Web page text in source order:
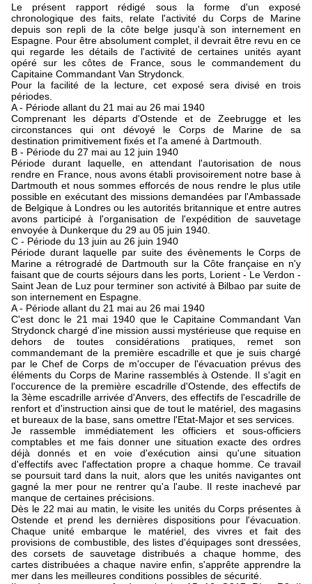
Le présent rapport rédigé sous la forme d'un exposé
chronologique des faits, relate l'activité du Corps de Marine
depuis son repli de la côte belge jusqu'à son internement en
Espagne. Pour être absolument complet, il devrait être revu en ce
qui regarde les détails de l'activité de certaines unités ayant
opéré sur les côtes de France, sous le commandement du
Capitaine Commandant Van Strydonck.
Pour la facilité de la lecture, cet exposé sera divisé en trois
périodes.
A - Période allant du 21 mai au 26 mai 1940
Comprenant les départs d'Ostende et de Zeebrugge et les
circonstances qui ont dévoyé le Corps de Marine de sa
destination primitivement fixés et l'a amené à Dartmouth.
B - Période du 27 mai au 12 juin 1940
Période durant laquelle, en attendant l'autorisation de nous
rendre en France, nous avons établi provisoirement notre base à
Dartmouth et nous sommes efforcés de nous rendre le plus utile
possible en exécutant des missions demandées par l'Ambassade
de Belgique à Londres ou les autorités britannique et entre autres
avons participé à l'organisation de l'expédition de sauvetage
envoyée à Dunkerque du 29 au 05 juin 1940.
C - Période du 13 juin au 26 juin 1940
Période durant laquelle par suite des évènements le Corps de
Marine a rétrogradé de Dartmouth sur la Côte française en n'y
faisant que de courts séjours dans les ports, Lorient - Le Verdon -
Saint Jean de Luz pour terminer son activité à Bilbao par suite de
son internement en Espagne.
A - Période allant du 21 mai au 26 mai 1940
C'est donc le 21 mai 1940 que le Capitaine Commandant Van
Strydonck chargé d'ine mission aussi mystérieuse que requise en
dehors de toutes considérations pratiques, remet son
commandemant de la première escadrille et que je suis chargé
par le Chef de Corps de m'occuper de l'évacuation prévus des
éléments du Corps de Marine rassemblés à Ostende. Il s'agit en
l'occurence de la première escadrille d'Ostende, des effectifs de
la 3ème escadrille arrivée d'Anvers, des effectifs de l'escadrille de
renfort et d'instruction ainsi que de tout le matériel, des magasins
et bureaux de la base, sans omettre l'Etat-Major et ses services.
Je rassemble immédiatement les officiers et sous-officiers
comptables et me fais donner une situation exacte des ordres
déjà donnés et en voie d'exécution ainsi qu'une situation
d'effectifs avec l'affectation propre a chaque homme. Ce travail
se poursuit tard dans la nuit, alors que les unités navigantes ont
gagné la mer pour ne rentrer qu'a l'aube. Il reste inachevé par
manque de certaines précisions.
Dès le 22 mai au matin, le visite les unités du Corps présentes à
Ostende et prend les dernières dispositions pour l'évacuation.
Chaque unité embarque le matériel, des vivres et fait des
provisions de combustible, des listes d'équipages sont dressées,
des corsets de sauvetage distribués a chaque homme, des
cartes distribuées a chaque navire enfin, s'apprête apprendre la
mer dans les meilleures conditions possibles de sécurité.